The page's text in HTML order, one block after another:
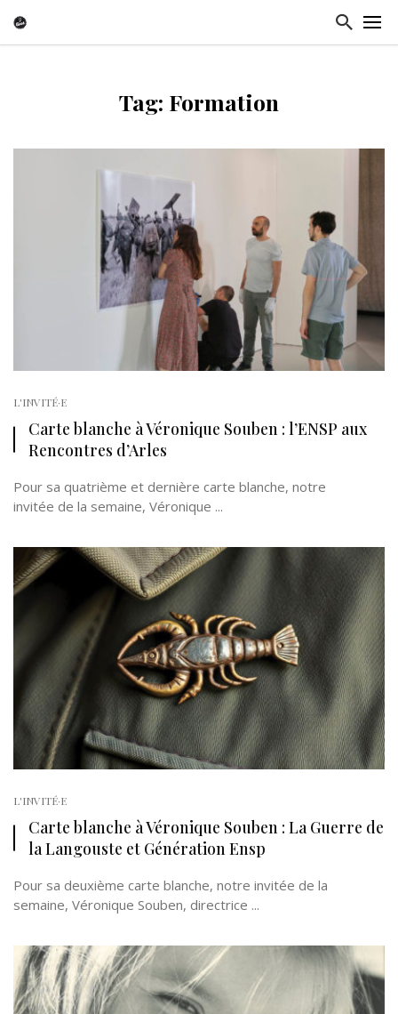
Tag: Formation
L'INVITÉ·E
Carte blanche à Véronique Souben : l’ENSP aux
Rencontres d’Arles
Pour sa quatrième et dernière carte blanche, notre
invitée de la semaine, Véronique ...
L'INVITÉ·E
Carte blanche à Véronique Souben : La Guerre de
la Langouste et Génération Ensp
Pour sa deuxième carte blanche, notre invitée de la
semaine, Véronique Souben, directrice ...